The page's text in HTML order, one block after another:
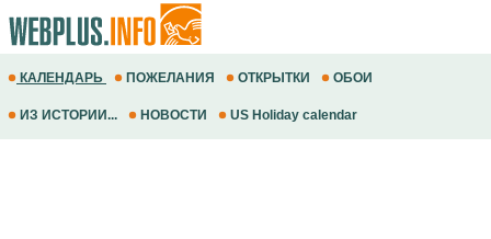
КАЛЕНДАРЬ ПОЖЕЛАНИЯ ОТКРЫТКИ ОБОИ
ИЗ ИСТОРИИ... НОВОСТИ US Holiday calendar